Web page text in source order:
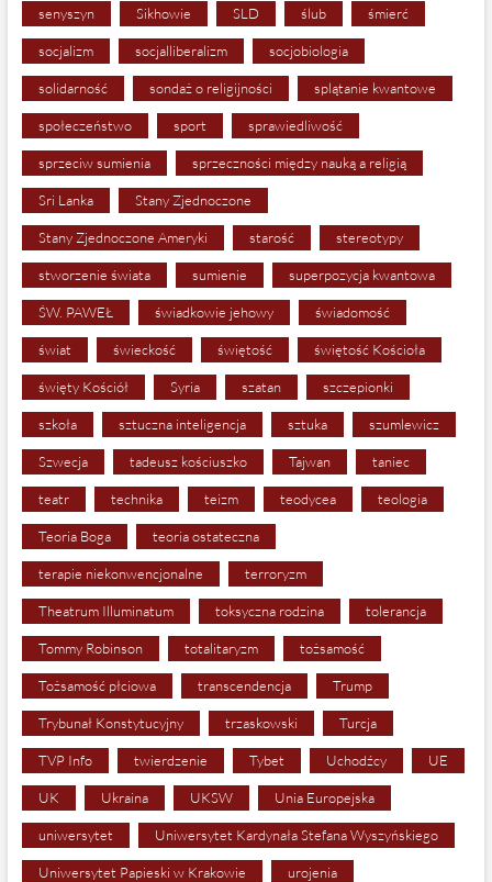
senyszyn Sikhowie SLD ślub śmierć
socjalizm socjalliberalizm socjobiologia
solidarność sondaż o religijności splątanie kwantowe
społeczeństwo sport sprawiedliwość
sprzeciw sumienia sprzeczności między nauką a religią
Sri Lanka Stany Zjednoczone
Stany Zjednoczone Ameryki starość stereotypy
stworzenie świata sumienie superpozycja kwantowa
ŚW. PAWEŁ świadkowie jehowy świadomość
świat świeckość świętość świętość Kościoła
święty Kościół Syria szatan szczepionki
szkoła sztuczna inteligencja sztuka szumlewicz
Szwecja tadeusz kościuszko Tajwan taniec
teatr technika teizm teodycea teologia
Teoria Boga teoria ostateczna
terapie niekonwencjonalne terroryzm
Theatrum Illuminatum toksyczna rodzina tolerancja
Tommy Robinson totalitaryzm tożsamość
Tożsamość płciowa transcendencja Trump
Trybunał Konstytucyjny trzaskowski Turcja
TVP Info twierdzenie Tybet Uchodźcy UE
UK Ukraina UKSW Unia Europejska
uniwersytet Uniwersytet Kardynała Stefana Wyszyńskiego
Uniwersytet Papieski w Krakowie urojenia